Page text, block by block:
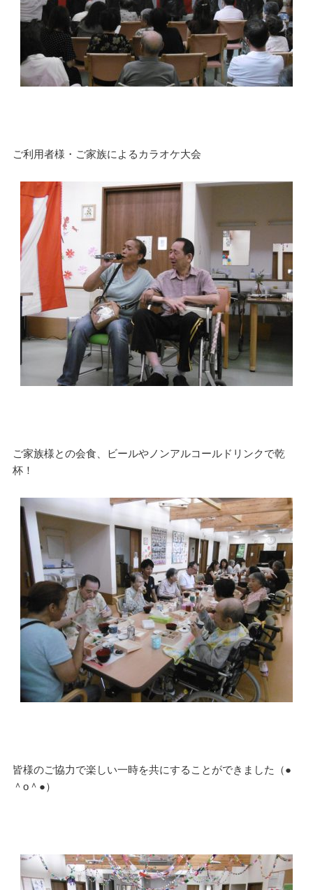
ご利用者様・ご家族によるカラオケ大会
ご家族様との会食、ビールやノンアルコールドリンクで乾
杯！
皆様のご協力で楽しい一時を共にすることができました（●
＾o＾●）